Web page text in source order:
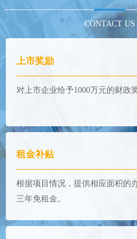
CONTACT US
上市奖励
对上市企业给予1000万元的财政
租金补贴
根据项目情况，提供相应面积的
三年免租金。